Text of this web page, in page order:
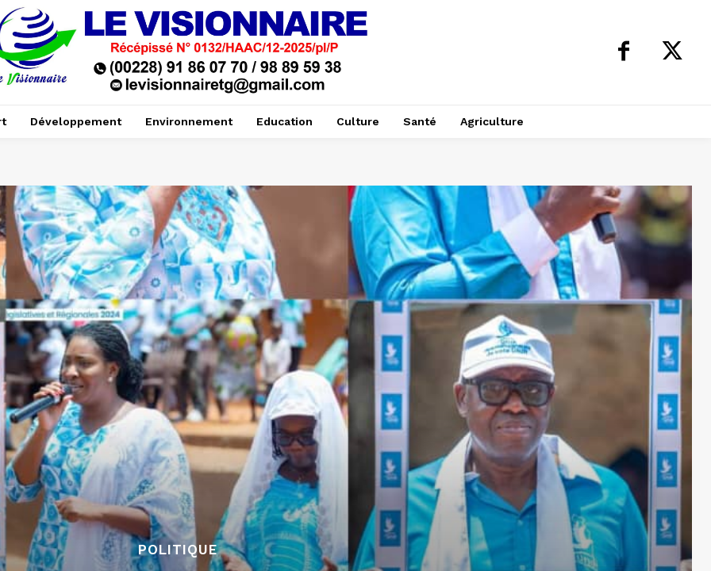
Développement Environnement Education Culture Santé Agriculture
POLITIQUE